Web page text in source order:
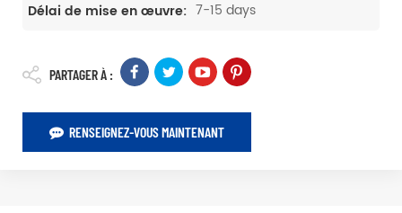
Délai de mise en œuvre: 7-15 days
PARTAGER À :
RENSEIGNEZ-VOUS MAINTENANT